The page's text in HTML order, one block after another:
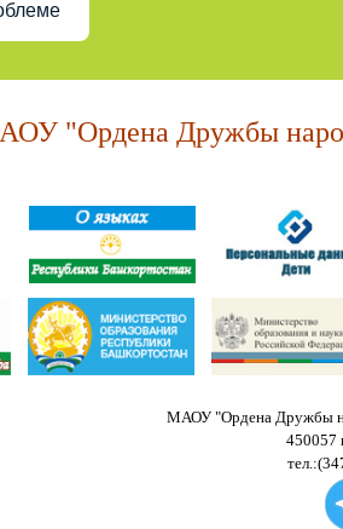
"Ордена Дружбы
МАОУ "Ордена Дружбы
450057